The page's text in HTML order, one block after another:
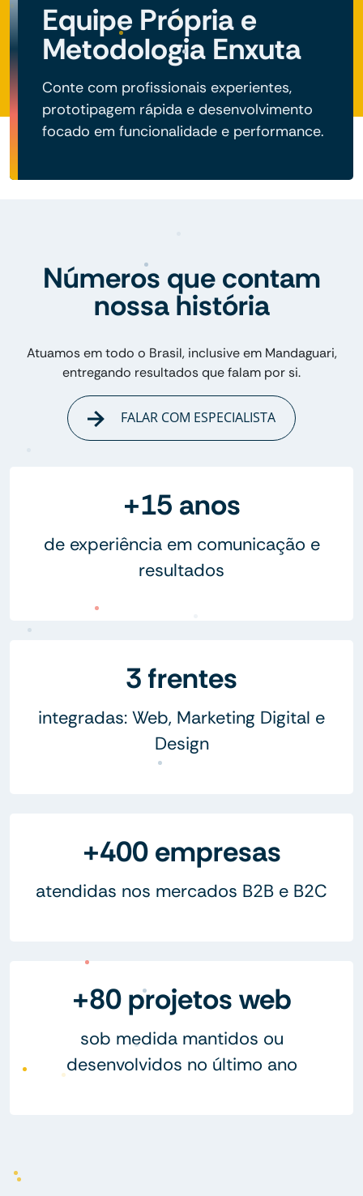
Equipe Própria e
Metodologia Enxuta
Conte com profissionais experientes,
prototipagem rápida e desenvolvimento
focado em funcionalidade e performance.
Números que contam
nossa história
Atuamos em todo o Brasil, inclusive em Mandaguari,
entregando resultados que falam por si.
FALAR COM ESPECIALISTA
+15 anos
de experiência em comunicação e
resultados
3 frentes
integradas: Web, Marketing Digital e
Design
+400 empresas
atendidas nos mercados B2B e B2C
+80 projetos web
sob medida mantidos ou
desenvolvidos no último ano